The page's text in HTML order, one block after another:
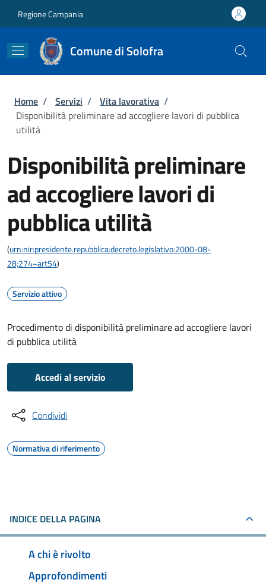
Regione Campania
Comune di Solofra
Briciole di pane
Home / Servizi / Vita lavorativa /
Disponibilità preliminare ad accogliere lavori di pubblica
utilità
Disponibilità preliminare
ad accogliere lavori di
pubblica utilità
(urn:nir:presidente.repubblica:decreto.legislativo:2000-08-
28;274~art54)
Servizio attivo
Procedimento di disponibilità preliminare ad accogliere lavori
di pubblica utilità
Accedi al servizio
Condividi
Normativa di riferimento
INDICE DELLA PAGINA
A chi è rivolto
Approfondimenti